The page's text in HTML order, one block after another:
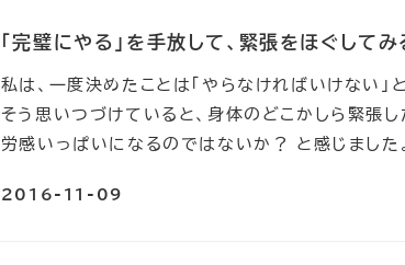
「完璧にやる」を手放して、緊張をほぐしてみ
私は、一度決めたことは「やらなければいけない」
そう思いつづけていると、身体のどこかしら緊張
労感いっぱいになるのではないか？ と感じまし
2016-11-09